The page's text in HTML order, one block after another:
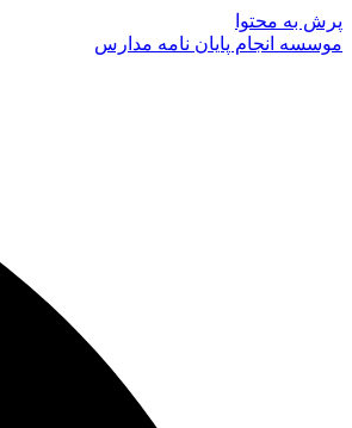
پرش به محتوا
موسسه انجام پایان نامه مدارس